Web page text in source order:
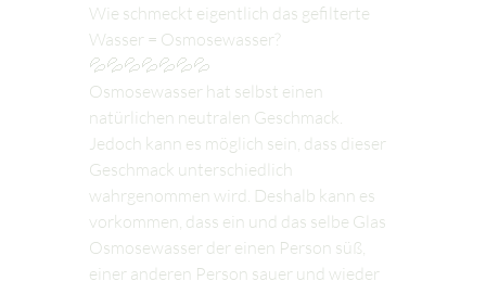
Wie schmeckt eigentlich das gefilterte
Wasser = Osmosewasser?
💦💦💦💦💦💦💦
Osmosewasser hat selbst einen
natürlichen neutralen Geschmack.
Jedoch kann es möglich sein, dass dieser
Geschmack unterschiedlich
wahrgenommen wird. Deshalb kann es
vorkommen, dass ein und das selbe Glas
Osmosewasser der einen Person süß,
einer anderen Person sauer und wieder